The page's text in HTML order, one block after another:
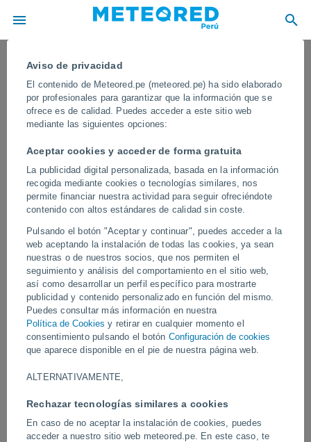
Aviso de privacidad
El contenido de Meteored.pe (meteored.pe) ha sido elaborado
por profesionales para garantizar que la información que se
ofrece es de calidad. Puedes acceder a este sitio web
mediante las siguientes opciones:
Aceptar cookies y acceder de forma gratuita
La publicidad digital personalizada, basada en la información
recogida mediante cookies o tecnologías similares, nos
permite financiar nuestra actividad para seguir ofreciéndote
contenido con altos estándares de calidad sin coste.
Pulsando el botón "Aceptar y continuar", puedes acceder a la
web aceptando la instalación de todas las cookies, ya sean
nuestras o de nuestros socios, que nos permiten el
seguimiento y análisis del comportamiento en el sitio web,
así como desarrollar un perfil específico para mostrarte
publicidad y contenido personalizado en función del mismo.
Puedes consultar más información en nuestra
Política de Cookies y retirar en cualquier momento el
consentimiento pulsando el botón Configuración de cookies
que aparece disponible en el pie de nuestra página web.
ALTERNATIVAMENTE,
Rechazar tecnologías similares a cookies
En caso de no aceptar la instalación de cookies, puedes
acceder a nuestro sitio web meteored.pe. En este caso, te
El granizo de gran tamaño causa
estragos en Rajasthan, India
El fenómeno meteorológico extremo dañó viviendas, vehículos y
campos agrícolas, mientras fuertes vientos e intensas
precipitaciones de granizo azotaron varias zonas de la región.
Residentes locales reportaron importantes daños materiales tras
el paso de la tormenta.
Vídeos